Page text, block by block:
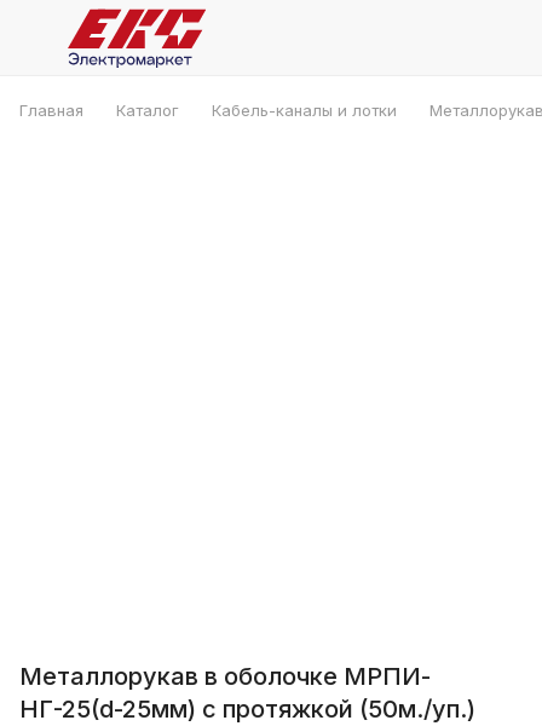
Главная Каталог Кабель-каналы и лотки
Металлорукав в оболочке МРПИ-
НГ-25(d-25мм) с протяжкой (50м./уп.)